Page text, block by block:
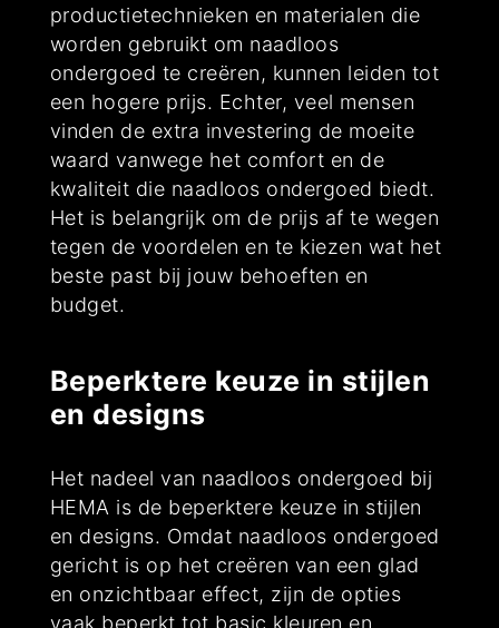
productietechnieken en materialen die
worden gebruikt om naadloos
ondergoed te creëren, kunnen leiden tot
een hogere prijs. Echter, veel mensen
vinden de extra investering de moeite
waard vanwege het comfort en de
kwaliteit die naadloos ondergoed biedt.
Het is belangrijk om de prijs af te wegen
tegen de voordelen en te kiezen wat het
beste past bij jouw behoeften en
budget.
Beperktere keuze in stijlen
en designs
Het nadeel van naadloos ondergoed bij
HEMA is de beperktere keuze in stijlen
en designs. Omdat naadloos ondergoed
gericht is op het creëren van een glad
en onzichtbaar effect, zijn de opties